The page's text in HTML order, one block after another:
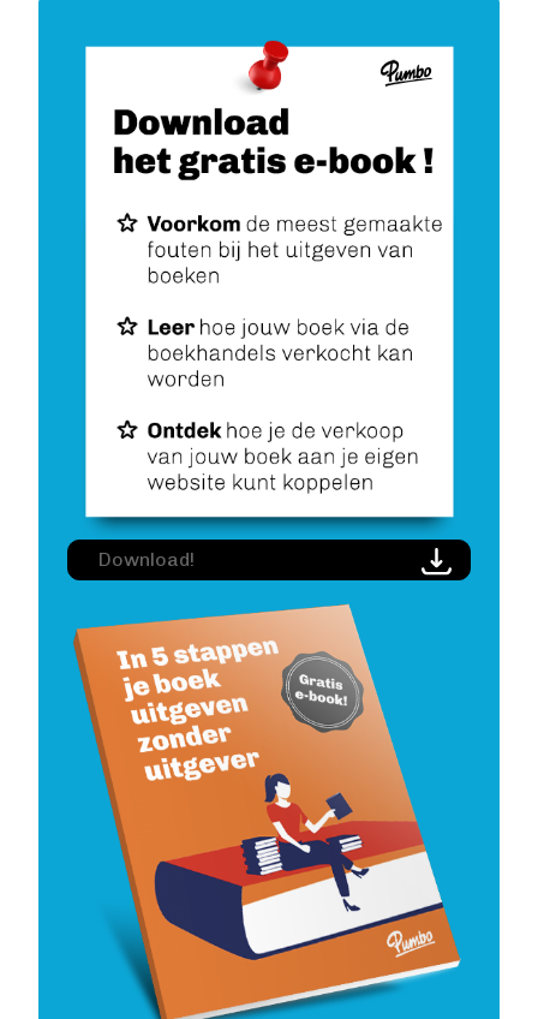
Image
Download!